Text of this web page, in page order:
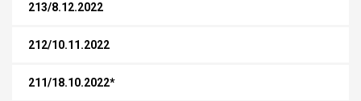
213/8.12.2022
212/10.11.2022
211/18.10.2022*